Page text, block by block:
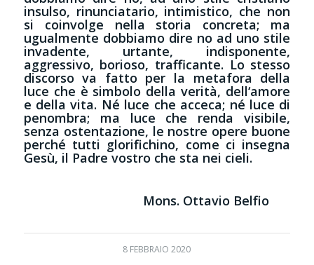
insulso, rinunciatario, intimistico, che non
si coinvolge nella storia concreta; ma
ugualmente dobbiamo dire no ad uno stile
invadente, urtante, indisponente,
aggressivo, borioso, trafficante. Lo stesso
discorso va fatto per la metafora della
luce che è simbolo della verità, dell‘amore
e della vita. Né luce che acceca; né luce di
penombra; ma luce che renda visibile,
senza ostentazione, le nostre opere buone
perché tutti glorifichino, come ci insegna
Gesù, il Padre vostro che sta nei cieli.
Mons. Ottavio Belfio
8 FEBBRAIO 2020